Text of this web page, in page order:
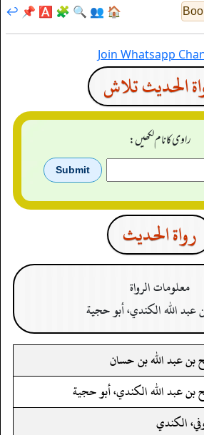
🏠
👥
🔍
🧩
🅰️
📌
↩️
Join Whatsapp
الحديث تلاش
راوی کا نام لکھیں:
رواة الحدیث
معلومات الرواة
عبد الله الكندي، أبو حجية
بن عبد الله بن حسان
بن عبد الله الكندي، أبو حجية
الكندي